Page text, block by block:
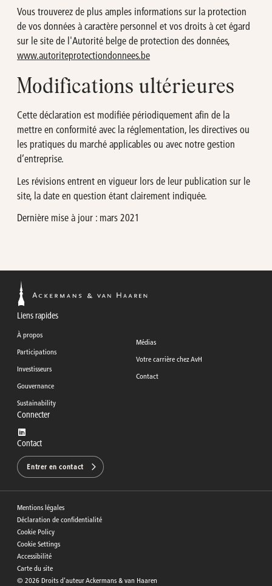
Vous trouverez de plus amples informations sur la protection
de vos données à caractère personnel et vos droits à cet égard
sur le site de l'Autorité belge de protection des données,
www.autoriteprotectiondonnees.be
Modifications ultérieures
Cette déclaration est modifiée périodiquement afin de la
mettre en conformité avec la réglementation, les directives ou
les pratiques du marché applicables ou avec notre gestion
d’entreprise.
Les révisions entrent en vigueur lors de leur publication sur le
site, la date en question étant clairement indiquée.
Dernière mise à jour : mars 2021
Liens rapides
À propos
Participations
Investisseurs
Gouvernance
Sustainability
Médias
Votre carrière chez AvH
Contact
Connecter
Contact
Entrer en contact
Mentions légales
Déclaration de confidentialité
Cookie Policy
Cookie Settings
Accessibilité
Carte du site
© 2026 Droits d'auteur Ackermans & van Haaren